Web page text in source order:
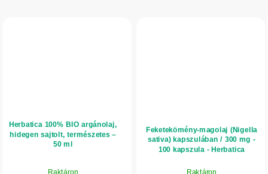
Herbatica 100% BIO argánolaj,
hidegen sajtolt, természetes –
50 ml
Raktáron
Feketekömény-magolaj (Nigella
sativa) kapszulában / 300 mg -
100 kapszula - Herbatica
Raktáron